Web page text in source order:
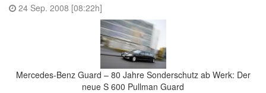
24 Sep. 2008 [08:22h]
Mercedes-Benz Guard – 80 Jahre Sonderschutz ab Werk: Der
neue S 600 Pullman Guard